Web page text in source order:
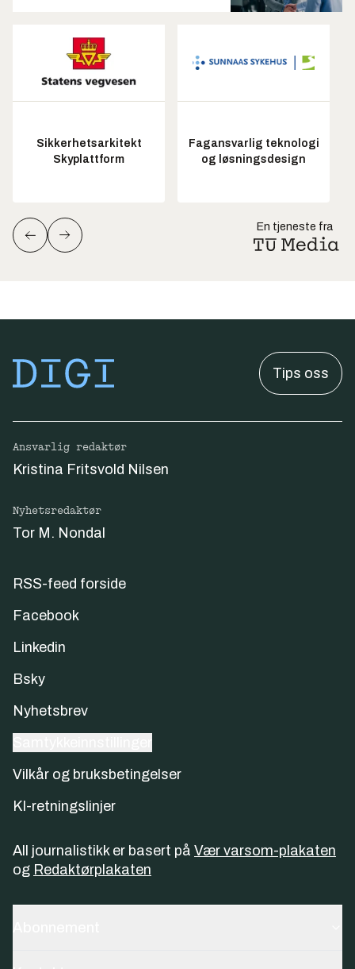
Sikkerhetsarkitekt
Skyplattform
Fagansvarlig teknologi
og løsningsdesign
En tjeneste fra
Tips oss
Ansvarlig redaktør
Kristina Fritsvold Nilsen
Nyhetsredaktør
Tor M. Nondal
RSS-feed forside
Facebook
Linkedin
Bsky
Nyhetsbrev
Vilkår og bruksbetingelser
KI-retningslinjer
All journalistikk er basert på Vær varsom-plakaten
og Redaktørplakaten